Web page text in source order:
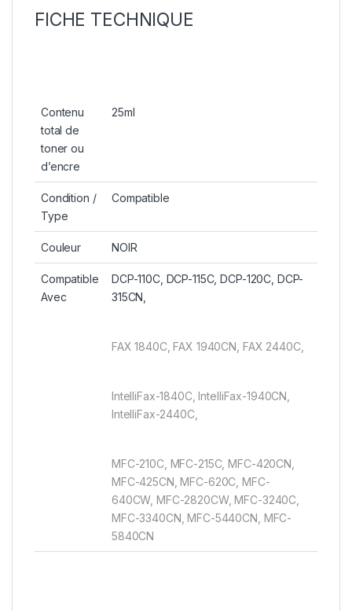
FICHE TECHNIQUE
Contenu
total de
toner ou
d’encre
25ml
Condition /
Type
Compatible
Couleur NOIR
Compatible
Avec
DCP-110C, DCP-115C, DCP-120C, DCP-
315CN,
FAX 1840C, FAX 1940CN, FAX 2440C,
IntelliFax-1840C, IntelliFax-1940CN,
IntelliFax-2440C,
MFC-210C, MFC-215C, MFC-420CN,
MFC-425CN, MFC-620C, MFC-
640CW, MFC-2820CW, MFC-3240C,
MFC-3340CN, MFC-5440CN, MFC-
5840CN